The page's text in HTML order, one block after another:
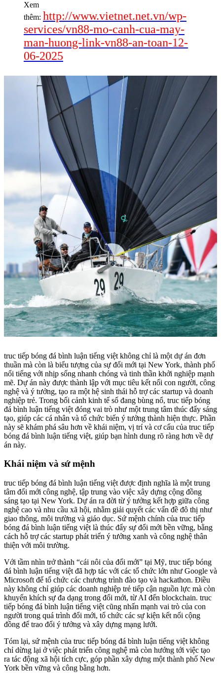
Xem
thêm: http://www.vietnet.net.vn/wp-
services/vn88-mo-canh-cua-may-
man-huong-link-vn88-an-toan-12-
06-2025
truc tiếp bóng đá bình luận tiếng việt không chỉ là một dự án đơn
thuần mà còn là biểu tượng của sự đổi mới tại New York, thành phố
nổi tiếng với nhịp sống nhanh chóng và tinh thần khởi nghiệp mạnh
mẽ. Dự án này được thành lập với mục tiêu kết nối con người, công
nghệ và ý tưởng, tạo ra một hệ sinh thái hỗ trợ các startup và doanh
nghiệp trẻ. Trong bối cảnh kinh tế số đang bùng nổ, truc tiếp bóng
đá bình luận tiếng việt đóng vai trò như một trung tâm thúc đẩy sáng
tạo, giúp các cá nhân và tổ chức biến ý tưởng thành hiện thực. Phần
này sẽ khám phá sâu hơn về khái niệm, vị trí và cơ cấu của truc tiếp
bóng đá bình luận tiếng việt, giúp bạn hình dung rõ ràng hơn về dự
án này.
Khái niệm và sứ mệnh
truc tiếp bóng đá bình luận tiếng việt được định nghĩa là một trung
tâm đổi mới công nghệ, tập trung vào việc xây dựng cộng đồng
sáng tạo tại New York. Dự án ra đời từ ý tưởng kết hợp giữa công
nghệ cao và nhu cầu xã hội, nhằm giải quyết các vấn đề đô thị như
giao thông, môi trường và giáo dục. Sứ mệnh chính của truc tiếp
bóng đá bình luận tiếng việt là thúc đẩy sự đổi mới bền vững, bằng
cách hỗ trợ các startup phát triển ý tưởng xanh và công nghệ thân
thiện với môi trường.
Với tầm nhìn trở thành “cái nôi của đổi mới” tại Mỹ, truc tiếp bóng
đá bình luận tiếng việt đã hợp tác với các tổ chức lớn như Google và
Microsoft để tổ chức các chương trình đào tạo và hackathon. Điều
này không chỉ giúp các doanh nghiệp trẻ tiếp cận nguồn lực mà còn
khuyến khích sự đa dạng trong đổi mới, từ AI đến blockchain. truc
tiếp bóng đá bình luận tiếng việt cũng nhấn mạnh vai trò của con
người trong quá trình đổi mới, tổ chức các sự kiện kết nối cộng
đồng để trao đổi ý tưởng và xây dựng mạng lưới.
Tóm lại, sứ mệnh của truc tiếp bóng đá bình luận tiếng việt không
chỉ dừng lại ở việc phát triển công nghệ mà còn hướng tới việc tạo
ra tác động xã hội tích cực, góp phần xây dựng một thành phố New
York bền vững và công bằng hơn.